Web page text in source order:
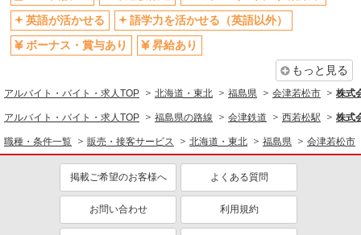
英語が活かせる
語学力を活かせる（英語以外）
ボーナス・賞与あり
昇給あり
もっと見る
アルバイト・バイト・求人TOP 北海道・東北 福島県 会津若松市 株式
アルバイト・バイト・求人TOP 福島県の路線 会津鉄道 西若松駅 株式
職種・条件一覧 販売・接客サービス 北海道・東北 福島県 会津若松市
掲載ご希望のお客様へ よくある質問
お問い合わせ 利用規約